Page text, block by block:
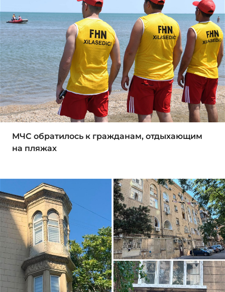
МЧС обратилось к гражданам, отдыхающим
на пляжах